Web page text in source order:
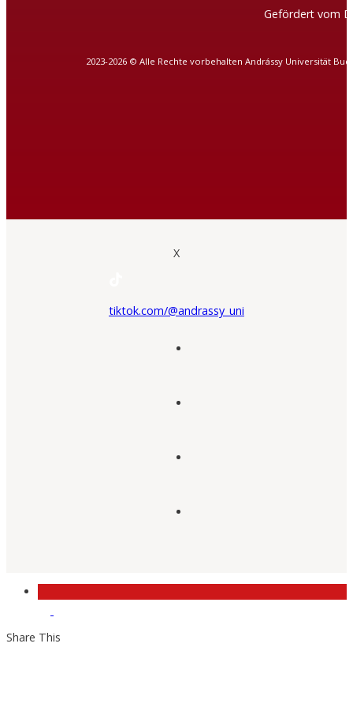
Gefördert vom
2023-2026 © Alle Rechte vorbehalten Andrássy Universität
X
tiktok.com/@andrassy_uni
Share This